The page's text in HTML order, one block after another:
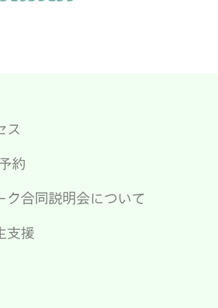
ス
約
ク合同説明会について
支援